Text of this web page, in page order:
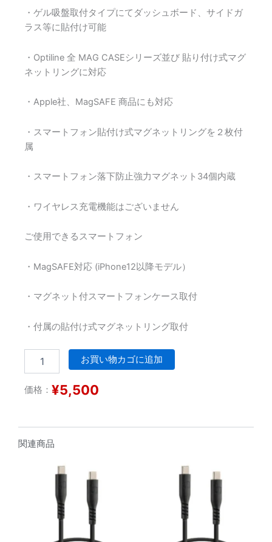
・ゲル吸盤取付タイプにてダッシュボード、サイドガ
ラス等に貼付け可能
・Optiline 全 MAG CASEシリーズ並び 貼り付け式マグ
ネットリングに対応
・Apple社、MagSAFE 商品にも対応
・スマートフォン貼付け式マグネットリングを２枚付
属
・スマートフォン落下防止強力マグネット34個内蔵
・ワイヤレス充電機能はございません
ご使用できるスマートフォン
・MagSAFE対応 (iPhone12以降モデル）
・マグネット付スマートフォンケース取付
・付属の貼付け式マグネットリング取付
ー
ォ
ン
ホ
お買い物カゴに追加
価格： ¥5,500
関連商品